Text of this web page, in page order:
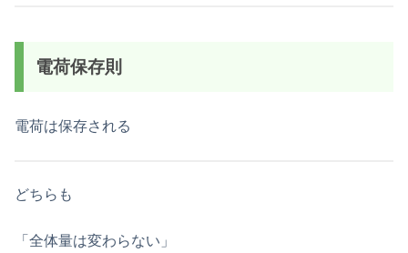
電荷保存則
電荷は保存される
どちらも
「全体量は変わらない」